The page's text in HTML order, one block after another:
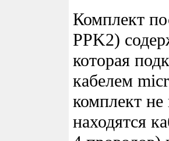
Комплект
PPK2)
которая
кабелем
комплект
находятся